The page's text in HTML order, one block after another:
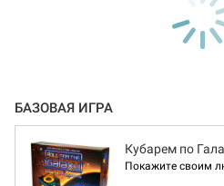
БАЗОВАЯ ИГРА
Кубарем по
Покажите своим